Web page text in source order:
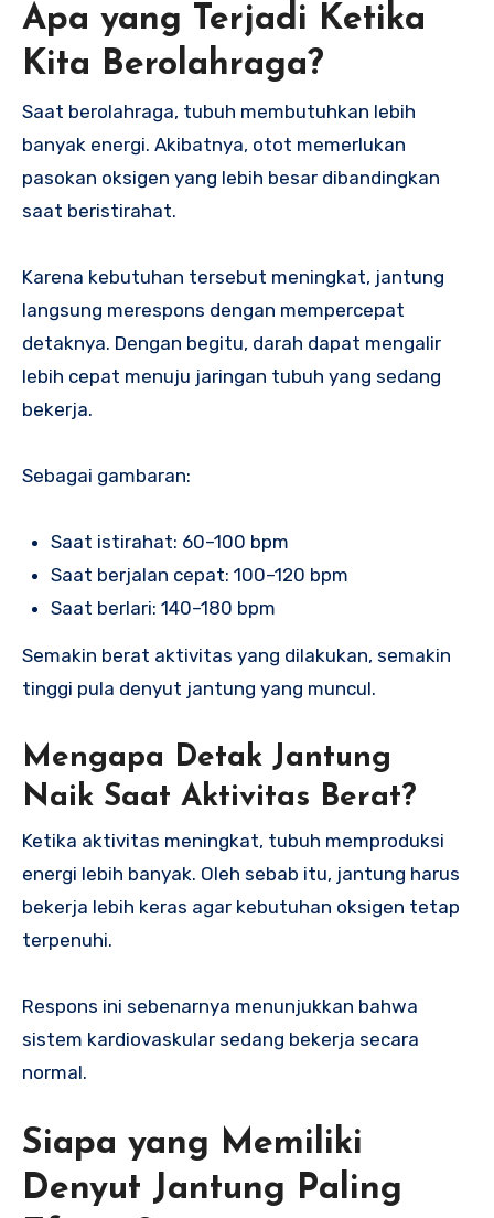
Apa yang Terjadi Ketika
Kita Berolahraga?
Saat berolahraga, tubuh membutuhkan lebih
banyak energi. Akibatnya, otot memerlukan
pasokan oksigen yang lebih besar dibandingkan
saat beristirahat.
Karena kebutuhan tersebut meningkat, jantung
langsung merespons dengan mempercepat
detaknya. Dengan begitu, darah dapat mengalir
lebih cepat menuju jaringan tubuh yang sedang
bekerja.
Sebagai gambaran:
Saat istirahat: 60–100 bpm
Saat berjalan cepat: 100–120 bpm
Saat berlari: 140–180 bpm
Semakin berat aktivitas yang dilakukan, semakin
tinggi pula denyut jantung yang muncul.
Mengapa Detak Jantung
Naik Saat Aktivitas Berat?
Ketika aktivitas meningkat, tubuh memproduksi
energi lebih banyak. Oleh sebab itu, jantung harus
bekerja lebih keras agar kebutuhan oksigen tetap
terpenuhi.
Respons ini sebenarnya menunjukkan bahwa
sistem kardiovaskular sedang bekerja secara
normal.
Siapa yang Memiliki
Denyut Jantung Paling